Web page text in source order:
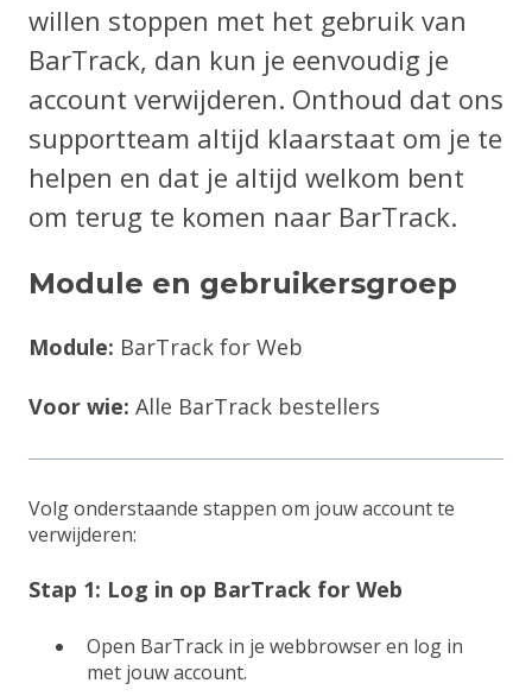
willen stoppen met het gebruik van
BarTrack, dan kun je eenvoudig je
account verwijderen. Onthoud dat ons
supportteam altijd klaarstaat om je te
helpen en dat je altijd welkom bent
om terug te komen naar BarTrack.
Module en gebruikersgroep
Module: BarTrack for Web
Voor wie: Alle BarTrack bestellers
Volg onderstaande stappen om jouw account te
verwijderen:
Stap 1: Log in op BarTrack for Web
Open BarTrack in je webbrowser en log in
met jouw account.